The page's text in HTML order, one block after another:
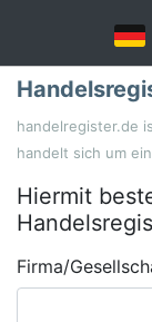
handelregister.de
handelt sich um
Hiermit
Firma/